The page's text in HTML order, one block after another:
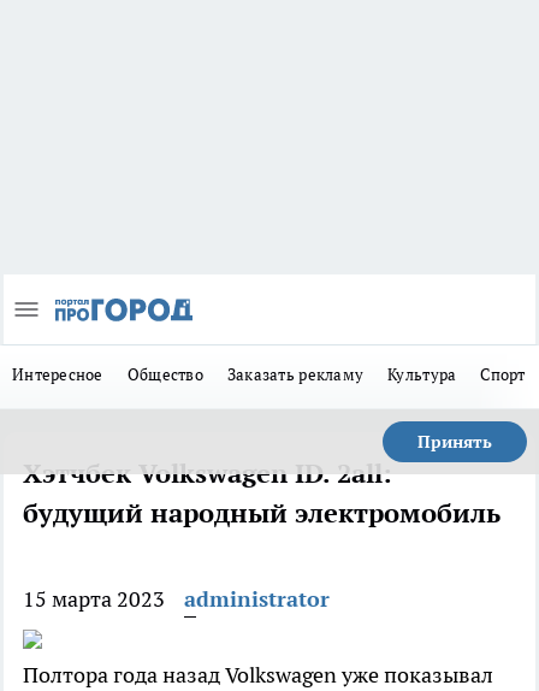
Интересное Общество Заказать рекламу Культура Спорт
Принять
Хэтчбек Volkswagen ID. 2all:
будущий народный электромобиль
15 марта 2023 administrator
Полтора года назад Volkswagen уже показывал